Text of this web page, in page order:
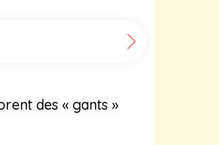
des « gants »